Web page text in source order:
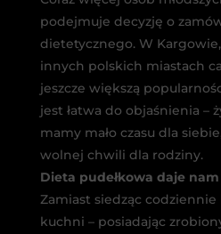
podejmuje decyzję o
dietetycznego. W
innych polskich miastach
jeszcze większą
jest łatwa do objaśnienia –
mamy mało czasu dla
wolnej chwili dla rodziny.
Dieta pudełkowa daje
Zamiast siedząc
kuchni – posiadając